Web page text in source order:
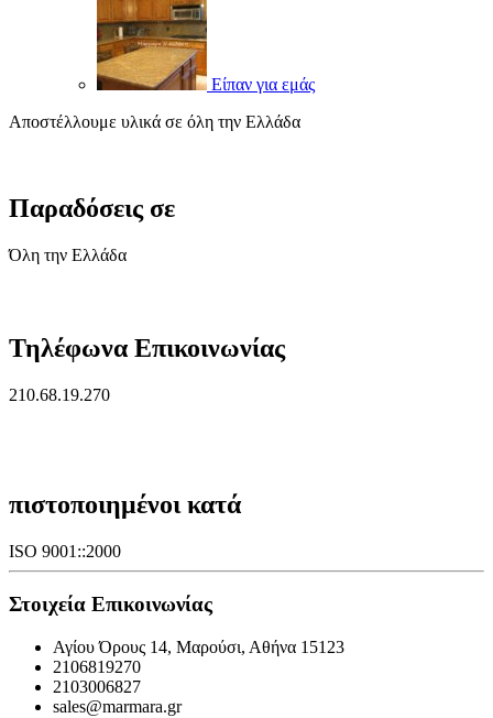
Είπαν για εμάς
Αποστέλλουμε υλικά σε όλη την Ελλάδα
Παραδόσεις σε
Όλη την Ελλάδα
Τηλέφωνα Επικοινωνίας
210.68.19.270
πιστοποιημένοι κατά
ISO 9001::2000
Στοιχεία Επικοινωνίας
Αγίου Όρους 14, Μαρούσι, Αθήνα 15123
2106819270
2103006827
sales@marmara.gr